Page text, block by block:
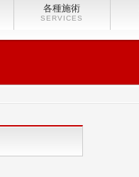
各種施術
SERVICES